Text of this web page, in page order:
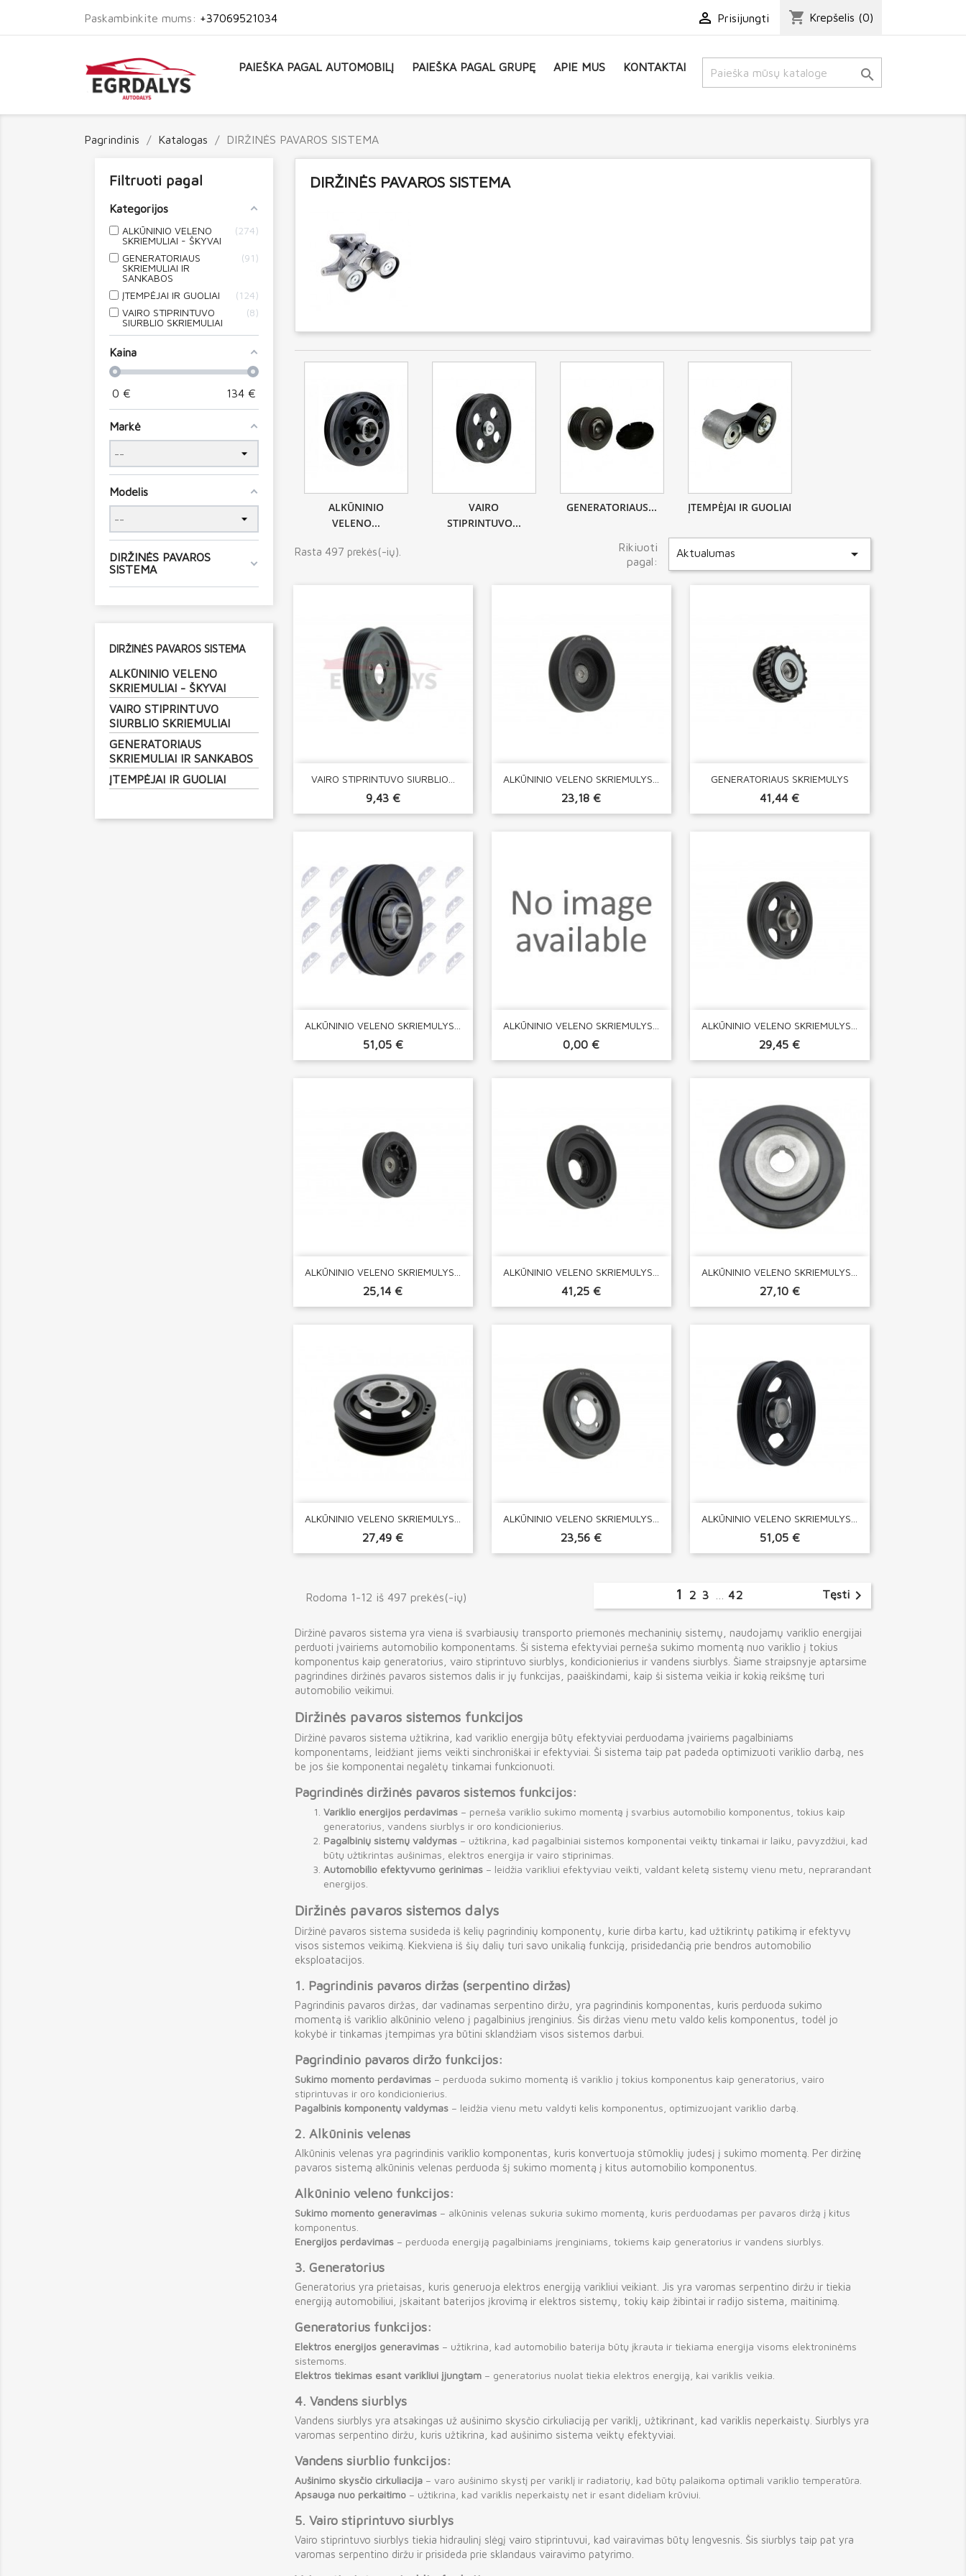
Paskambinkite mums: +37069521034  Prisijungti shopping_cart Krepšelis (0)
PAIEŠKA PAGAL AUTOMOBILĮ PAIEŠKA PAGAL GRUPĘ APIE MUS KONTAKTAI 
Pagrindinis Katalogas DIRŽINĖS PAVAROS SISTEMA
Filtruoti pagal
Kategorijos
ALKŪNINIO VELENO
SKRIEMULIAI - ŠKYVAI
274
GENERATORIAUS
SKRIEMULIAI IR
SANKABOS
91
ĮTEMPĖJAI IR GUOLIAI
124
VAIRO STIPRINTUVO
SIURBLIO SKRIEMULIAI
8
Kaina
0 € 134€
Markė
Modelis
DIRŽINĖS PAVAROS
SISTEMA
DIRŽINĖS PAVAROS SISTEMA
ALKŪNINIO VELENO
SKRIEMULIAI - ŠKYVAI
VAIRO STIPRINTUVO
SIURBLIO SKRIEMULIAI
GENERATORIAUS
SKRIEMULIAI IR SANKABOS
ĮTEMPĖJAI IR GUOLIAI
DIRŽINĖS PAVAROS SISTEMA
ALKŪNINIO
VELENO...
VAIRO
STIPRINTUVO...
GENERATORIAUS... ĮTEMPĖJAI IR GUOLIAI
Rasta 497 prekės(-ių).
Rikiuoti
pagal:
Aktualumas 
VAIRO STIPRINTUVO SIURBLIO...
9,43 €
Greita peržiūra ALKŪNINIO VELENO SKRIEMULYS...
23,18 €
Greita peržiūra GENERATORIAUS SKRIEMULYS
41,44 €
Greita peržiūra
ALKŪNINIO VELENO SKRIEMULYS...
51,05 €
Greita peržiūra ALKŪNINIO VELENO SKRIEMULYS...
0,00 €
Greita peržiūra ALKŪNINIO VELENO SKRIEMULYS...
29,45 €
Greita peržiūra
ALKŪNINIO VELENO SKRIEMULYS...
25,14 €
Greita peržiūra ALKŪNINIO VELENO SKRIEMULYS...
41,25 €
Greita peržiūra ALKŪNINIO VELENO SKRIEMULYS...
27,10 €
Greita peržiūra
ALKŪNINIO VELENO SKRIEMULYS...
27,49 €
Greita peržiūra ALKŪNINIO VELENO SKRIEMULYS...
23,56 €
Greita peržiūra ALKŪNINIO VELENO SKRIEMULYS...
51,05 €
Greita peržiūra
Rodoma 1-12 iš 497 prekės(-ių) 1 23 42 Tęsti
Diržinė pavaros sistema yra viena iš svarbiausių transporto priemonės mechaninių sistemų, naudojamų variklio energijai
perduoti įvairiems automobilio komponentams. Ši sistema efektyviai perneša sukimo momentą nuo variklio į tokius
komponentus kaip generatorius, vairo stiprintuvo siurblys, kondicionierius ir vandens siurblys. Šiame straipsnyje aptarsime
pagrindines diržinės pavaros sistemos dalis ir jų funkcijas, paaiškindami, kaip ši sistema veikia ir kokią reikšmę turi
automobilio veikimui.
Diržinės pavaros sistemos funkcijos
Diržinė pavaros sistema užtikrina, kad variklio energija būtų efektyviai perduodama įvairiems pagalbiniams
komponentams, leidžiant jiems veikti sinchroniškai ir efektyviai. Ši sistema taip pat padeda optimizuoti variklio darbą, nes
be jos šie komponentai negalėtų tinkamai funkcionuoti.
Pagrindinės diržinės pavaros sistemos funkcijos:
Variklio energijos perdavimas– perneša variklio sukimo momentą į svarbius automobilio komponentus, tokius kaip
generatorius, vandens siurblys ir oro kondicionierius.
Pagalbinių sistemų valdymas– užtikrina, kad pagalbiniai sistemos komponentai veiktų tinkamai ir laiku, pavyzdžiui, kad
būtų užtikrintas aušinimas, elektros energija ir vairo stiprinimas.
Automobilio efektyvumo gerinimas– leidžia varikliui efektyviau veikti, valdant keletą sistemų vienu metu, neprarandant
energijos.
Diržinės pavaros sistemos dalys
Diržinė pavaros sistema susideda iš kelių pagrindinių komponentų, kurie dirba kartu, kad užtikrintų patikimą ir efektyvų
visos sistemos veikimą. Kiekviena iš šių dalių turi savo unikalią funkciją, prisidedančią prie bendros automobilio
eksploatacijos.
1. Pagrindinis pavaros diržas (serpentino diržas)
Pagrindinis pavaros diržas, dar vadinamas serpentino diržu, yra pagrindinis komponentas, kuris perduoda sukimo
momentą iš variklio alkūninio veleno į pagalbinius įrenginius. Šis diržas vienu metu valdo kelis komponentus, todėl jo
kokybė ir tinkamas įtempimas yra būtini sklandžiam visos sistemos darbui.
Pagrindinio pavaros diržo funkcijos:
Sukimo momento perdavimas– perduoda sukimo momentą iš variklio į tokius komponentus kaip generatorius, vairo
stiprintuvas ir oro kondicionierius.
Pagalbinis komponentų valdymas– leidžia vienu metu valdyti kelis komponentus, optimizuojant variklio darbą.
2. Alkūninis velenas
Alkūninis velenas yra pagrindinis variklio komponentas, kuris konvertuoja stūmoklių judesį į sukimo momentą. Per diržinę
pavaros sistemą alkūninis velenas perduoda šį sukimo momentą į kitus automobilio komponentus.
Alkūninio veleno funkcijos:
Sukimo momento generavimas– alkūninis velenas sukuria sukimo momentą, kuris perduodamas per pavaros diržą į kitus
komponentus.
Energijos perdavimas– perduoda energiją pagalbiniams įrenginiams, tokiems kaip generatorius ir vandens siurblys.
3. Generatorius
Generatorius yra prietaisas, kuris generuoja elektros energiją varikliui veikiant. Jis yra varomas serpentino diržu ir tiekia
energiją automobiliui, įskaitant baterijos įkrovimą ir elektros sistemų, tokių kaip žibintai ir radijo sistema, maitinimą.
Generatorius funkcijos:
Elektros energijos generavimas– užtikrina, kad automobilio baterija būtų įkrauta ir tiekiama energija visoms elektroninėms
sistemoms.
Elektros tiekimas esant varikliui įjungtam– generatorius nuolat tiekia elektros energiją, kai variklis veikia.
4. Vandens siurblys
Vandens siurblys yra atsakingas už aušinimo skysčio cirkuliaciją per variklį, užtikrinant, kad variklis neperkaistų. Siurblys yra
varomas serpentino diržu, kuris užtikrina, kad aušinimo sistema veiktų efektyviai.
Vandens siurblio funkcijos:
Aušinimo skysčio cirkuliacija– varo aušinimo skystį per variklį ir radiatorių, kad būtų palaikoma optimali variklio temperatūra.
Apsauga nuo perkaitimo– užtikrina, kad variklis neperkaistų net ir esant dideliam krūviui.
5. Vairo stiprintuvo siurblys
Vairo stiprintuvo siurblys tiekia hidraulinį slėgį vairo stiprintuvui, kad vairavimas būtų lengvesnis. Šis siurblys taip pat yra
varomas serpentino diržu ir prisideda prie sklandaus vairavimo patyrimo.